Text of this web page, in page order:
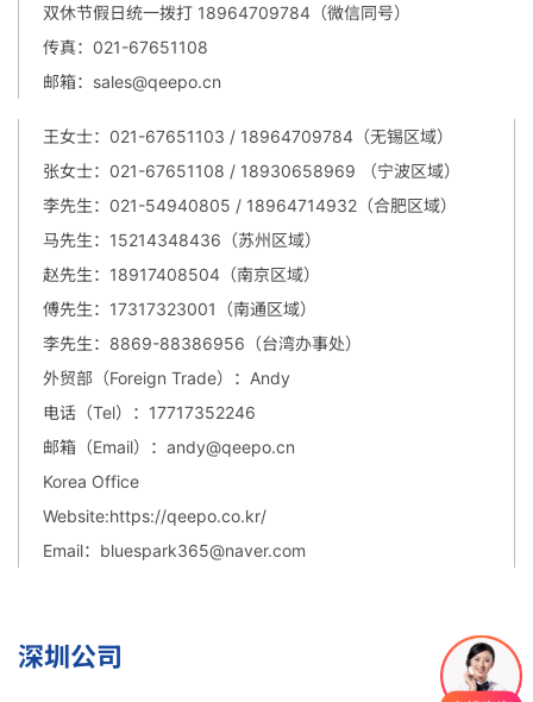
双休节假日统一拨打 18964709784（微信同号）
传真：021-67651108
邮箱：sales@qeepo.cn
王女士：021-67651103 / 18964709784 （无锡区域）
张女士：021-67651108 / 18930658969 （宁波区域）
李先生：021-54940805 / 18964714932 （合肥区域）
马先生：15214348436 （苏州区域）
赵先生：18917408504（南京区域）
傅先生：17317323001（南通区域）
李先生：8869-88386956（台湾办事处）
外贸部（Foreign Trade）：Andy
电话（Tel）：17717352246
邮箱（Email）：andy@qeepo.cn
Korea Office
Website:https://qeepo.co.kr/
Email：bluespark365@naver.com
深圳公司